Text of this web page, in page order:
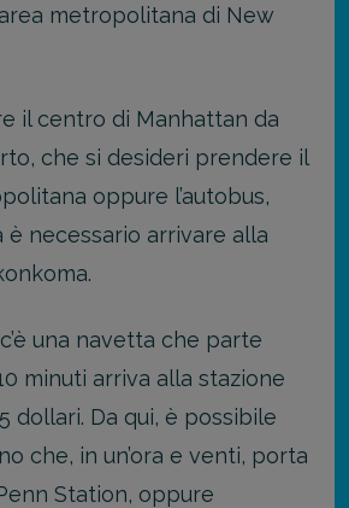
metropolitana di New
il centro di Manhattan da
che si desideri prendere il
oppure l’autobus,
è necessario arrivare alla
una navetta che parte
minuti arriva alla stazione
dollari. Da qui, è possibile
che, in un’ora e venti, porta
Station, oppure